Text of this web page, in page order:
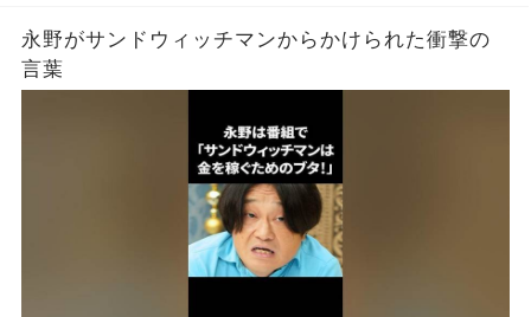
永野がサンドウィッチマンからかけられた衝撃の
言葉